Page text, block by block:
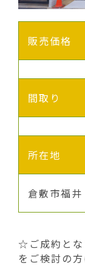
販売価格
間取り
所在地
倉敷市福井
☆ご成約と
をご検討の